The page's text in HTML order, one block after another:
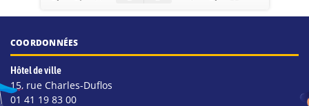
COORDONNÉES
Hôtel de ville
15, rue Charles-Duflos
01 41 19 83 00